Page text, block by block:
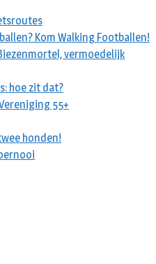
Kom Walking Footballen!
vermoedelijk
hoe zit dat?
55+
honden!